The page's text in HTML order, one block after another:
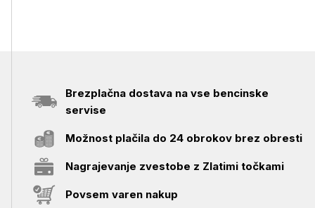
Brezplačna dostava na vse bencinske
servise
Možnost plačila do 24 obrokov brez obresti
Nagrajevanje zvestobe z Zlatimi točkami
Povsem varen nakup